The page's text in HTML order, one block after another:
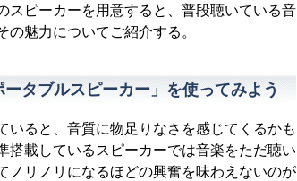
ピーカーを用意すると、普段聴いている音
魅力についてご紹介する。
タブルスピーカー」を使ってみよう
ると、音質に物足りなさを感じてくるかも
搭載しているスピーカーでは音楽をただ聴い
ノリノリになるほどの興奮を味わえないのが